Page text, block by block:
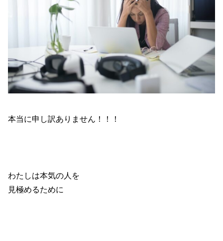
本当に申し訳ありません！！！
わたしは本気の人を
見極めるために